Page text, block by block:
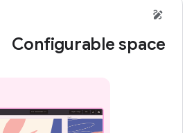
Configurable space